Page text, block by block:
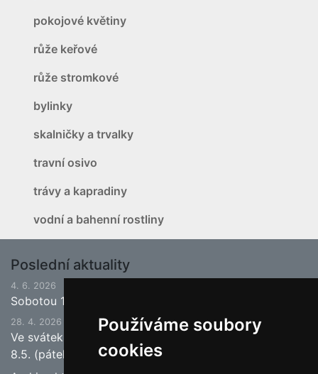
Používáme soubory
cookies
pokojové květiny
růže keřové
růže stromkové
bylinky
skalničky a trvalky
travní osivo
trávy a kapradiny
vodní a bahenní rostliny
Poslední aktuality
4. 6. 2026
Sobotou 13.6.2026 bude ukončena jarní sezona.
28. 4. 2026
Ve svátek 1.5. (pátek) bude naše prodejna zavřena a
8.5. (pátek) bude otevřeno.